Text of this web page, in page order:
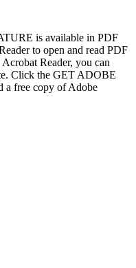
is available in PDF
to open and read PDF
Reader, you can
Click the GET ADOBE
a free copy of Adobe